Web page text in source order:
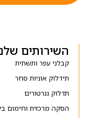
השירותים שלנו
קבלני עפר ותשתית
תידלוק אוניות סחר
תדלוק גנרטורים
הסקה מרכזית וחימום ביתי